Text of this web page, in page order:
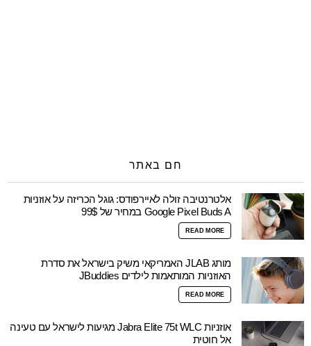
חם באתר
אלטרנטיבה זולה לאיירפודס: גוגל הכריזה על אוזניות
Google Pixel Buds A במחיר של 99$
READ MORE
מותג JLAB האמריקאי משיק בישראל את סדרת
האוזניות המותאמות לילדים JBuddies
READ MORE
אוזניות Jabra Elite 75t WLC מגיעות לישראל עם טעינה
אל חוטית